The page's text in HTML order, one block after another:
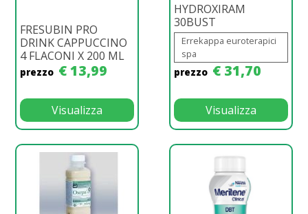
FRESUBIN PRO
DRINK CAPPUCCINO
4 FLACONI X 200 ML
prezzo € 13,99
Visualizza
HYDROXIRAM
30BUST
Errekappa euroterapici
spa
prezzo € 31,70
Visualizza